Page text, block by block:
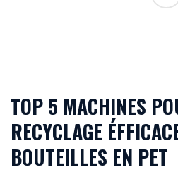
TOP 5 MACHINES
RECYCLAGE
BOUTEILLES EN PET